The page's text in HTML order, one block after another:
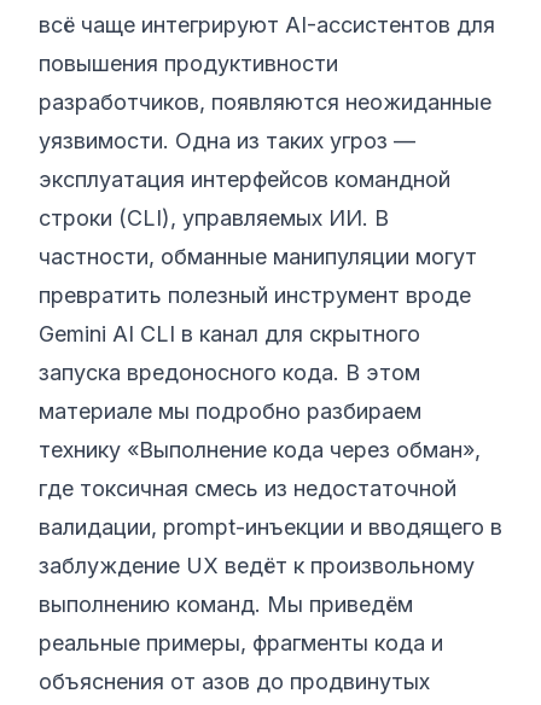
всё чаще интегрируют AI-ассистентов для
повышения продуктивности
разработчиков, появляются неожиданные
уязвимости. Одна из таких угроз —
эксплуатация интерфейсов командной
строки (CLI), управляемых ИИ. В
частности, обманные манипуляции могут
превратить полезный инструмент вроде
Gemini AI CLI в канал для скрытного
запуска вредоносного кода. В этом
материале мы подробно разбираем
технику «Выполнение кода через обман»,
где токсичная смесь из недостаточной
валидации, prompt-инъекции и вводящего в
заблуждение UX ведёт к произвольному
выполнению команд. Мы приведём
реальные примеры, фрагменты кода и
объяснения от азов до продвинутых